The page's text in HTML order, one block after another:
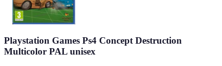
Playstation Games Ps4 Concept Destruction
Multicolor PAL unisex